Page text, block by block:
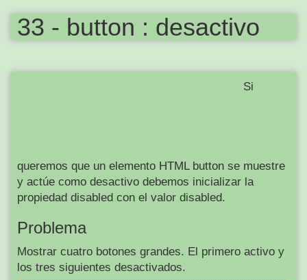
33 - button : desactivo
Si
queremos que un elemento HTML button se muestre
y actúe como desactivo debemos inicializar la
propiedad disabled con el valor disabled.
Problema
Mostrar cuatro botones grandes. El primero activo y
los tres siguientes desactivados.